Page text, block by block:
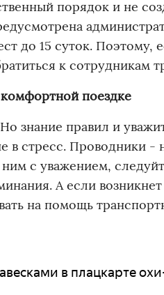
порядок и не
до 15 суток. Поэтому,
к сотрудникам
поездке
знание правил и
в стресс. Проводники -
с уважением,
А если
на помощь
в плацкарте